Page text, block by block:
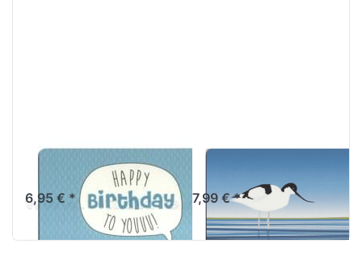
Frühstücksbrettchen
Happy Birthday
6,95 € *
Säbelschnäbler
7,99 € *